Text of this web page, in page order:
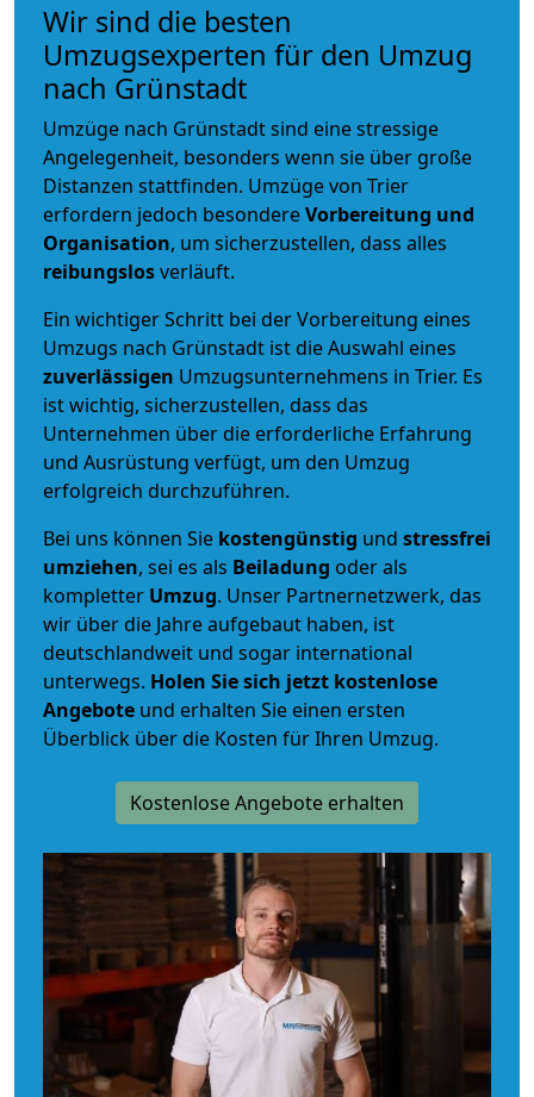
Wir sind die besten
Umzugsexperten für den Umzug
nach Grünstadt
Umzüge nach Grünstadt sind eine stressige
Angelegenheit, besonders wenn sie über große
Distanzen stattfinden. Umzüge von Trier
erfordern jedoch besondereVorbereitung und
Organisation, um sicherzustellen, dass alles
reibungslosverläuft.
Ein wichtiger Schritt bei der Vorbereitung eines
Umzugs nach Grünstadt ist die Auswahl eines
zuverlässigen Umzugsunternehmens in Trier. Es
ist wichtig, sicherzustellen, dass das
Unternehmen über die erforderliche Erfahrung
und Ausrüstung verfügt, um den Umzug
erfolgreich durchzuführen.
Bei uns können Sie kostengünstig und stressfrei
umziehen, sei es als Beiladung oder als
kompletter Umzug. Unser Partnernetzwerk, das
wir über die Jahre aufgebaut haben, ist
deutschlandweit und sogar international
unterwegs. Holen Sie sich jetzt kostenlose
Angebote und erhalten Sie einen ersten
Überblick über die Kosten für Ihren Umzug.
Kostenlose Angebote erhalten